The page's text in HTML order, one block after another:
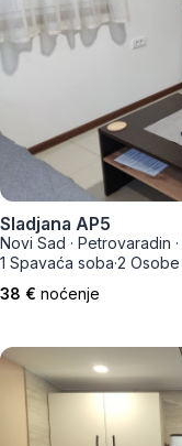
Sladjana AP5
Novi Sad · Petrovaradin ·
1 Spavaća soba·2 Osobe
38 € noćenje